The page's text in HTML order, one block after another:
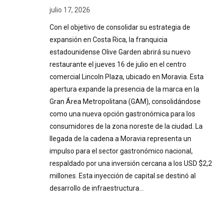
julio 17, 2026
Con el objetivo de consolidar su estrategia de
expansión en Costa Rica, la franquicia
estadounidense Olive Garden abrirá su nuevo
restaurante el jueves 16 de julio en el centro
comercial Lincoln Plaza, ubicado en Moravia. Esta
apertura expande la presencia de la marca en la
Gran Área Metropolitana (GAM), consolidándose
como una nueva opción gastronómica para los
consumidores de la zona noreste de la ciudad. La
llegada de la cadena a Moravia representa un
impulso para el sector gastronómico nacional,
respaldado por una inversión cercana a los USD $2,2
millones. Esta inyección de capital se destinó al
desarrollo de infraestructura…